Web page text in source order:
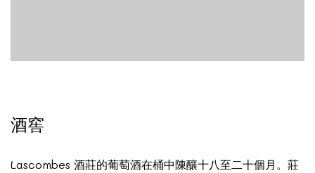
酒窖
Lascombes 酒莊的葡萄酒在桶中陳釀十八至二十個月。莊